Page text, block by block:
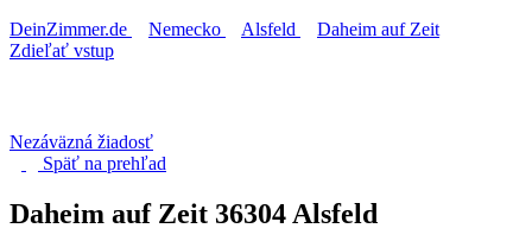
DeinZimmer.de
Nemecko Alsfeld
Daheim auf Zeit
Zdieľať vstup
Nezáväzná žiadosť
Späť na prehľad
Daheim auf Zeit 36304 Alsfeld